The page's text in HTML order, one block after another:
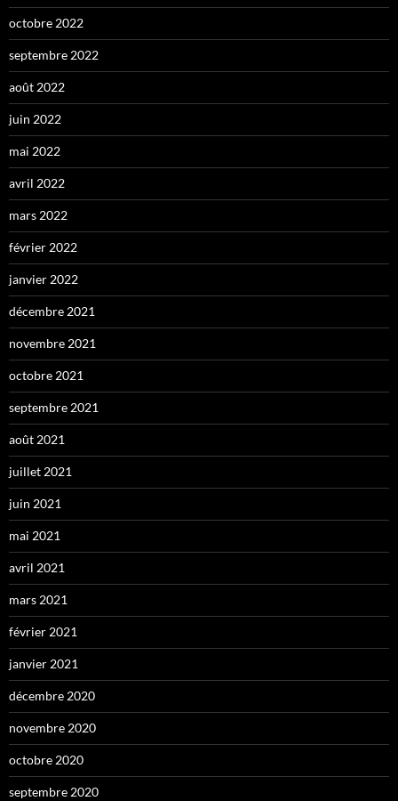
octobre 2022
septembre 2022
août 2022
juin 2022
mai 2022
avril 2022
mars 2022
février 2022
janvier 2022
décembre 2021
novembre 2021
octobre 2021
septembre 2021
août 2021
juillet 2021
juin 2021
mai 2021
avril 2021
mars 2021
février 2021
janvier 2021
décembre 2020
novembre 2020
octobre 2020
septembre 2020